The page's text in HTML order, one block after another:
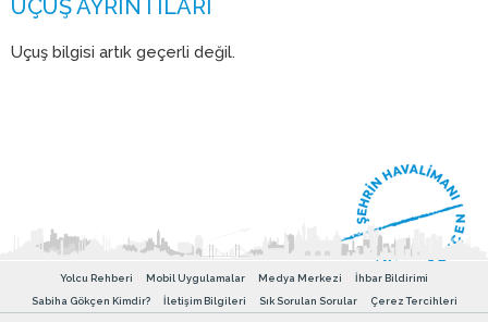
Uçuş bilgisi artık geçerli değil.
Yolcu Rehberi Mobil Uygulamalar Medya Merkezi
İhbar Bildirimi
Sabiha Gökçen Kimdir?
İletişim Bilgileri Sık Sorulan Sorular Çerez Tercihleri